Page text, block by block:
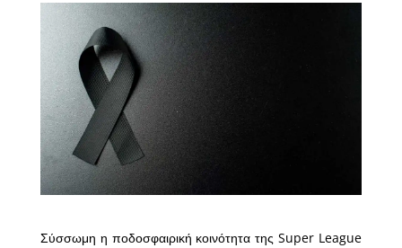
Σύσσωμη η ποδοσφαιρική κοινότητα της Super League